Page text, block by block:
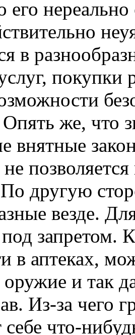
его
в
покупки
же, что
внятные
По другую
везде.
под запретом.
в аптеках,
оружие и так
Из-за чего
что-